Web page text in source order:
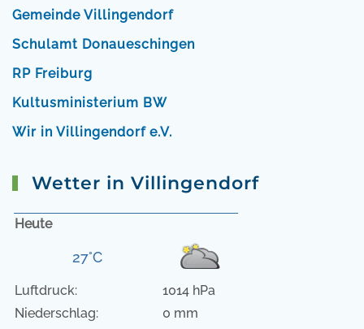
Gemeinde Villingendorf
Schulamt Donaueschingen
RP Freiburg
Kultusministerium BW
Wir in Villingendorf e.V.
Wetter in Villingendorf
Heute
27°C
Luftdruck:
1014 hPa
Niederschlag:
0 mm